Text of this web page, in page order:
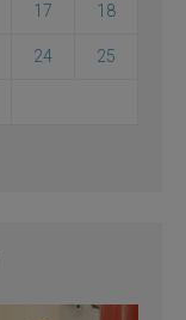
17 18
24 25